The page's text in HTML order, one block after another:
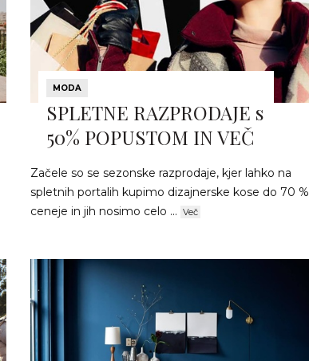
MODA
SPLETNE RAZPRODAJE s
50% POPUSTOM IN VEČ
Začele so se sezonske razprodaje, kjer lahko na
spletnih portalih kupimo dizajnerske kose do 70 %
ceneje in jih nosimo celo ... Več